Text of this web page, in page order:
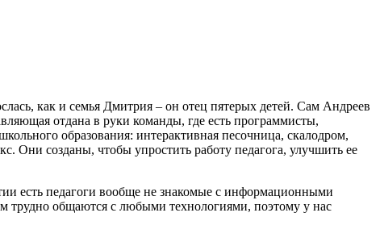
как и семья Дмитрия – он отец пятерых детей. Сам Андреев
отдана в руки команды, где есть программисты,
образования: интерактивная песочница, скалодром,
Они созданы, чтобы упростить работу педагога, улучшить ее
есть педагоги вообще не знакомые с информационными
трудно общаются с любыми технологиями, поэтому у нас